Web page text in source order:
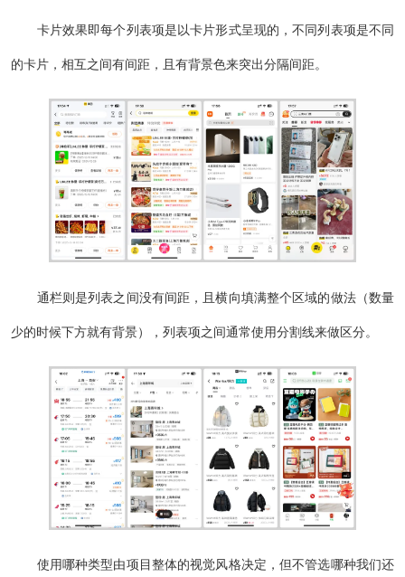
卡片效果即每个列表项是以卡片形式呈现的，不同列表项是不同
的卡片，相互之间有间距，且有背景色来突出分隔间距。
通栏则是列表之间没有间距，且横向填满整个区域的做法（数量
少的时候下方就有背景），列表项之间通常使用分割线来做区分。
使用哪种类型由项目整体的视觉风格决定，但不管选哪种我们还